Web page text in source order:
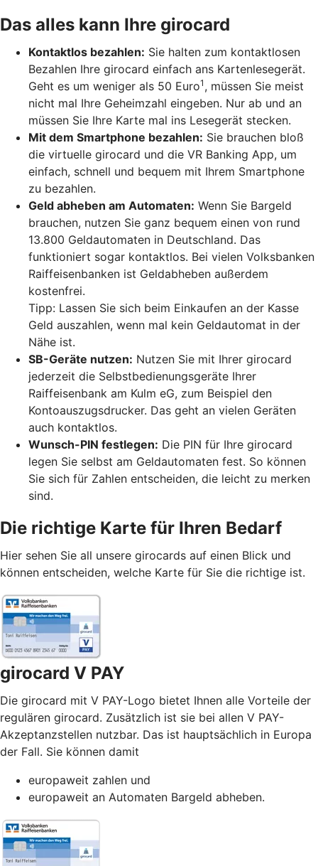
Das alles kann Ihre girocard
Kontaktlos bezahlen: Sie halten zum kontaktlosen
Bezahlen Ihre girocard einfach ans Kartenlesegerät.
Geht es um weniger als 50 Euro1 , müssen Sie meist
nicht mal Ihre Geheimzahl eingeben. Nur ab und an
müssen Sie Ihre Karte mal ins Lesegerät stecken.
Mit dem Smartphone bezahlen: Sie brauchen bloß
die virtuelle girocard und die VR Banking App, um
einfach, schnell und bequem mit Ihrem Smartphone
zu bezahlen.
Geld abheben am Automaten: Wenn Sie Bargeld
brauchen, nutzen Sie ganz bequem einen von rund
13.800 Geldautomaten in Deutschland. Das
funktioniert sogar kontaktlos. Bei vielen Volksbanken
Raiffeisenbanken ist Geldabheben außerdem
kostenfrei.
Tipp: Lassen Sie sich beim Einkaufen an der Kasse
Geld auszahlen, wenn mal kein Geldautomat in der
Nähe ist.
SB-Geräte nutzen: Nutzen Sie mit Ihrer girocard
jederzeit die Selbstbedienungsgeräte Ihrer
Raiffeisenbank am Kulm eG, zum Beispiel den
Kontoauszugsdrucker. Das geht an vielen Geräten
auch kontaktlos.
Wunsch-PIN festlegen: Die PIN für Ihre girocard
legen Sie selbst am Geldautomaten fest. So können
Sie sich für Zahlen entscheiden, die leicht zu merken
sind.
Die richtige Karte für Ihren Bedarf
Hier sehen Sie all unsere girocards auf einen Blick und
können entscheiden, welche Karte für Sie die richtige ist.
girocard V PAY
Die girocard mit V PAY-Logo bietet Ihnen alle Vorteile der
regulären girocard. Zusätzlich ist sie bei allen V PAY-
Akzeptanzstellen nutzbar. Das ist hauptsächlich in Europa
der Fall. Sie können damit
europaweit zahlen und
europaweit an Automaten Bargeld abheben.